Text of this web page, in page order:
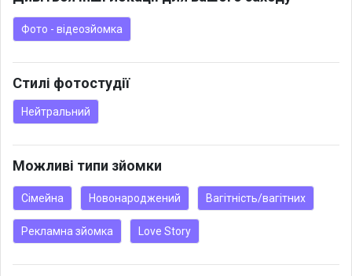
Фото - відеозйомка
Стилі фотостудії
Нейтральний
Можливі типи зйомки
Сімейна Новонароджений Вагітність/вагітних
Рекламна зйомка Love Story